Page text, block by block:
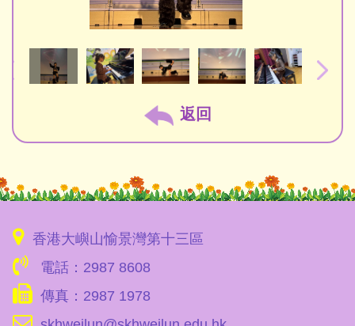
返回
香港大嶼山愉景灣第十三區
電話：2987 8608
傳真：2987 1978